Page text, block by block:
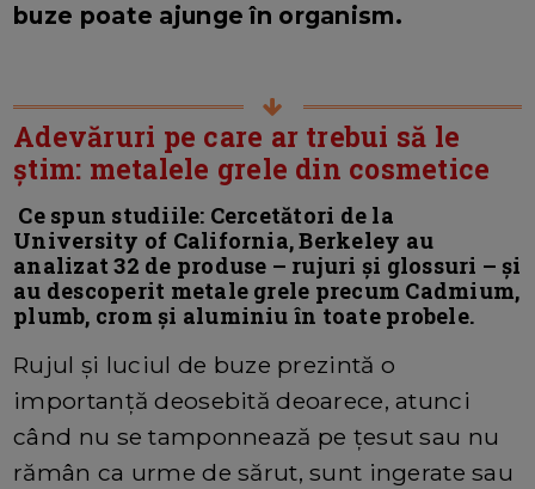
buze poate ajunge în organism.
Adevăruri pe care ar trebui să le
știm: metalele grele din cosmetice
Ce spun studiile: Cercetători de la
University of California, Berkeley au
analizat 32 de produse – rujuri și glossuri – și
au descoperit metale grele precum Cadmium,
plumb, crom și aluminiu în toate probele.
Rujul și luciul de buze prezintă o
importanță deosebită deoarece, atunci
când nu se tamponnează pe țesut sau nu
rămân ca urme de sărut, sunt ingerate sau